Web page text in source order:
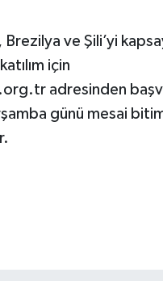
Brezilya ve Şili’yi
için
adresinden
günü mesai